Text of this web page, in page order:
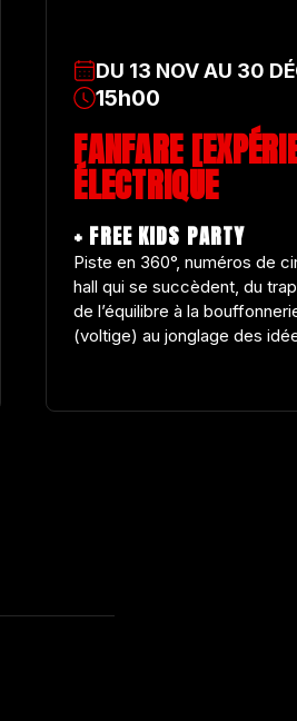
DU 13 NOVAU 30
15h00
FANFARE
ÉLECTRIQUE
+ FREE KIDS PARTY
Piste en 360°, numéros de
hall qui se succèdent, du
de l’équilibre à la
(voltige) au jonglage des